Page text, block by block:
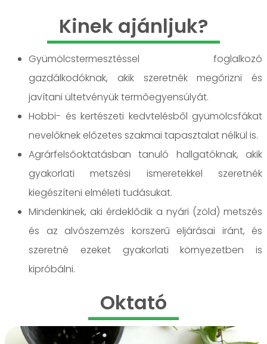
Kinek ajánljuk?
Gyümölcstermesztéssel foglalkozó
gazdálkodóknak, akik szeretnék megőrizni és
javítani ültetvényük termőegyensúlyát.
Hobbi- és kertészeti kedvtelésből gyümölcsfákat
nevelőknek előzetes szakmai tapasztalat nélkül is.
Agrárfelsőoktatásban tanuló hallgatóknak, akik
gyakorlati metszési ismeretekkel szeretnék
kiegészíteni elméleti tudásukat.
Mindenkinek, aki érdeklődik a nyári (zöld) metszés
és az alvószemzés korszerű eljárásai iránt, és
szeretné ezeket gyakorlati környezetben is
kipróbálni.
Oktató